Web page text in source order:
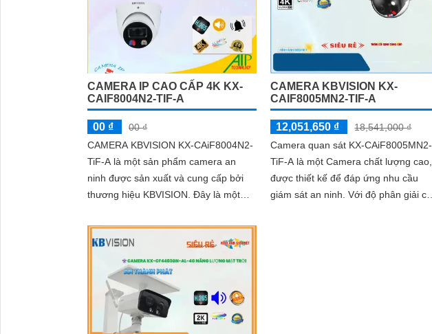
CAMERA IP CAO CẤP 4K KX-
CAIF8004N2-TIF-A
00 ₫
00 ₫
CAMERA KBVISION KX-CAiF8004N2-
TiF-A là một sản phẩm camera an
ninh được sản xuất và cung cấp bởi
thương hiệu KBVISION. Đây là một
đến 8
CAMERA KBVISION KX-
CAIF8005MN2-TIF-A
12,051,650 ₫
18,541,000 ₫
Camera quan sát KX-CAiF8005MN2-
TiF-A là một Camera chất lượng cao,
được thiết kế để đáp ứng nhu cầu
giám sát an ninh. Với độ phân giải cao